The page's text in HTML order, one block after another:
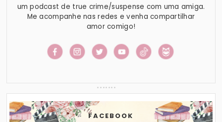
um podcast de true crime/suspense com uma amiga.
Me acompanhe nas redes e venha compartilhar
amor comigo!
FACEBOOK